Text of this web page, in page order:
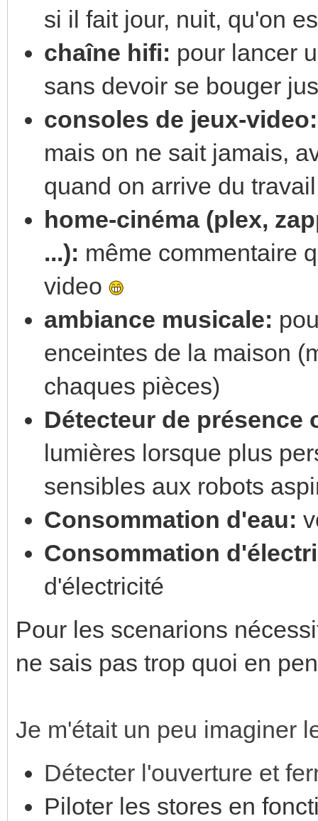
si il fait jour, nuit, qu'on
chaîne hifi: pour lancer
sans devoir se bouger
consoles de jeux-video:
mais on ne sait jamais,
quand on arrive du
home-cinéma (plex,
...): même commentaire
video
ambiance musicale:
enceintes de la maison
chaques pièces)
Détecteur de présence
lumières lorsque plus
sensibles aux robots
Consommation d'eau:
Consommation
d'électricité
Pour les scenarions
ne sais pas trop quoi en
Je m'était un peu imaginer
Détecter l'ouverture et
Piloter les stores en